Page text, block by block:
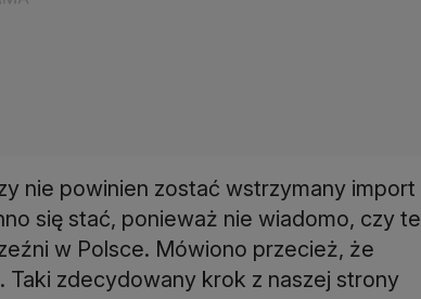
nie powinien zostać wstrzymany import
się stać, ponieważ nie wiadomo, czy te
w Polsce. Mówiono przecież, że
Taki zdecydowany krok z naszej strony